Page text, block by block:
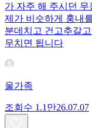
가 자주 해 주시던
제가 비슷하게 훙내
분데치고 건고추갈
무치면 됩니다
울가족
조회수 1.1만26.07.07